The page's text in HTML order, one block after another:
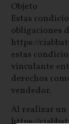
Objeto
Estas
obligaciones
https://
estas
vinculante
derechos
vendedor.
Al realizar un